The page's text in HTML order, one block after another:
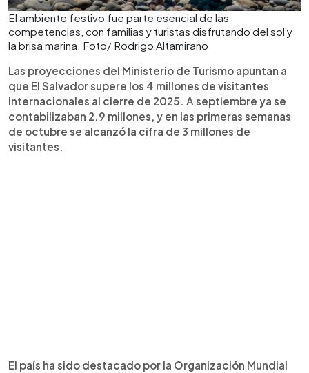
El ambiente festivo fue parte esencial de las
competencias, con familias y turistas disfrutando del sol y
la brisa marina. Foto/ Rodrigo Altamirano
Las proyecciones del Ministerio de Turismo apuntan a
que El Salvador supere los 4 millones de visitantes
internacionales al cierre de 2025. A septiembre ya se
contabilizaban 2.9 millones, y en las primeras semanas
de octubre se alcanzó la cifra de 3 millones de
visitantes.
El país ha sido destacado por la Organización Mundial